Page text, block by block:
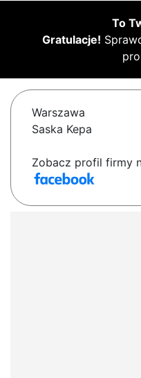
To
Gratulacje!
Warszawa
Saska Kepa
Zobacz profil firmy